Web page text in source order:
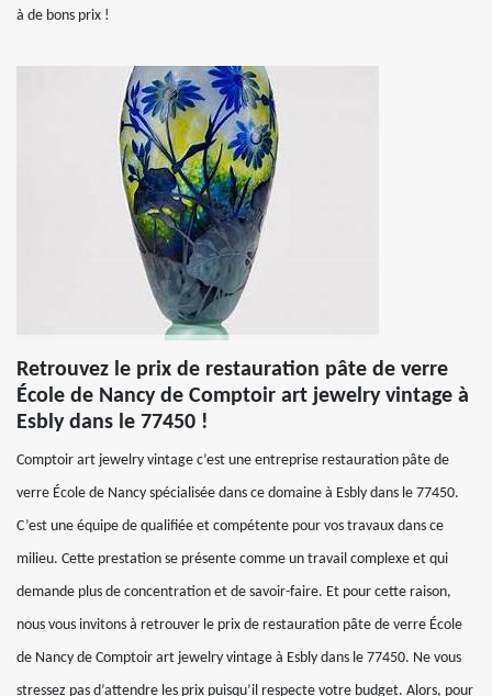
à de bons prix !
Retrouvez le prix de restauration pâte de verre
École de Nancy de Comptoir art jewelry vintage à
Esbly dans le 77450 !
Comptoir art jewelry vintage c’est une entreprise restauration pâte de
verre École de Nancy spécialisée dans ce domaine à Esbly dans le 77450.
C’est une équipe de qualifiée et compétente pour vos travaux dans ce
milieu. Cette prestation se présente comme un travail complexe et qui
demande plus de concentration et de savoir-faire. Et pour cette raison,
nous vous invitons à retrouver le prix de restauration pâte de verre École
de Nancy de Comptoir art jewelry vintage à Esbly dans le 77450. Ne vous
stressez pas d’attendre les prix puisqu’il respecte votre budget. Alors, pour